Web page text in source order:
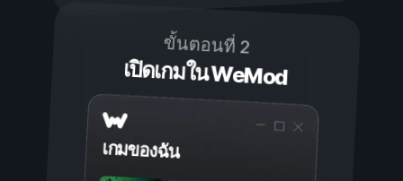
ขั้นตอนที่ 2
เปิดเกมใน WeMod
เกมของฉัน